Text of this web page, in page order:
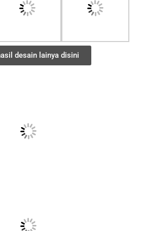
desain lainya disini